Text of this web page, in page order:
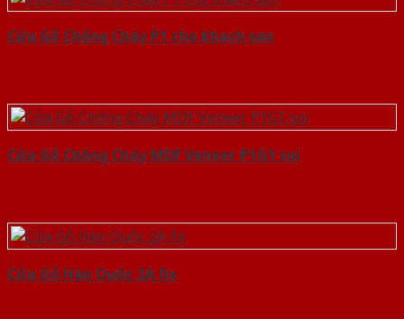
Cửa Gỗ Chống Cháy P1 cho khach san
Cửa Gỗ Chống Cháy MDF Veneer P1G1 soi
Cửa Gỗ Hàn Quốc 2A fix